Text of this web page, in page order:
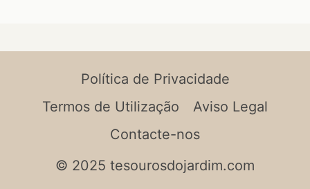
Política de Privacidade
Termos de Utilização
Aviso Legal
Contacte-nos
© 2025 tesourosdojardim.com